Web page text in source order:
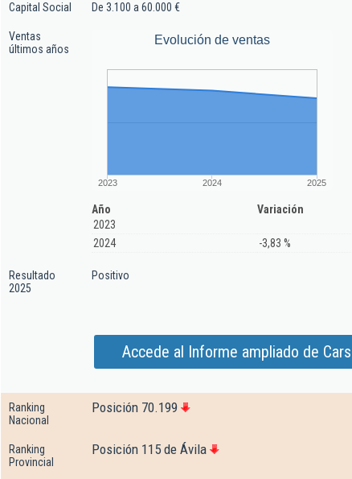
Capital Social De 3.100 a 60.000 €
Ventas
últimos años
Evolución de ventas
2023 2024 2025
Año
Variación
2023
2024
-3,83 %
Resultado
2025
Positivo
Accede al Informe ampliado de
Ranking
Nacional
Posición 70.199
Ranking
Provincial
Posición 115 de Ávila